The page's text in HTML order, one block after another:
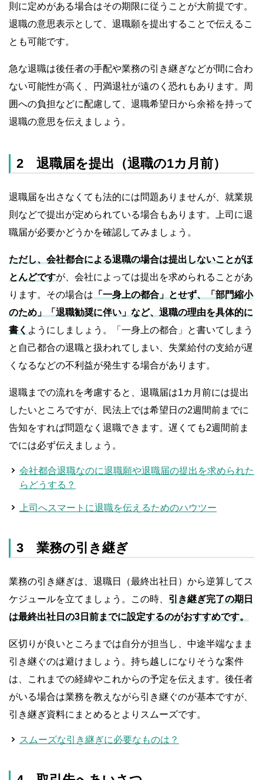
則に定めがある場合はその期限に従うことが大前提です。
退職の意思表示として、退職願を提出することで伝えるこ
とも可能です。
急な退職は後任者の手配や業務の引き継ぎなどが間に合わ
ない可能性が高く、円満退社が遠のく恐れもあります。周
囲への負担などに配慮して、退職希望日から余裕を持って
退職の意思を伝えましょう。
2 退職届を提出（退職の1カ月前）
退職届を出さなくても法的には問題ありませんが、就業規
則などで提出が定められている場合もあります。上司に退
職届が必要かどうかを確認してみましょう。
ただし、会社都合による退職の場合は提出しないことがほ
とんどですが、会社によっては提出を求められることがあ
ります。その場合は 「一身上の都合」とせず、「部門縮小
のため」「退職勧奨に伴い」など、退職の理由を具体的に
書く ようにしましょう。「一身上の都合」と書いてしまう
と自己都合の退職と扱われてしまい、失業給付の支給が遅
くなるなどの不利益が発生する場合があります。
退職までの流れを考慮すると、退職届は1カ月前には提出
したいところですが、民法上では希望日の2週間前までに
告知をすれば問題なく退職できます。遅くても2週間前ま
でには必ず伝えましょう。
会社都合退職なのに退職願や退職届の提出を求められた
らどうする？
上司へスマートに退職を伝えるためのハウツー
3 業務の引き継ぎ
業務の引き継ぎは、退職日（最終出社日）から逆算してス
ケジュールを立てましょう。この時、 引き継ぎ完了の期日
は最終出社日の3日前までに設定するのがおすすめです。
区切りが良いところまでは自分が担当し、中途半端なまま
引き継ぐのは避けましょう。持ち越しになりそうな案件
は、これまでの経緯やこれからの予定を伝えます。後任者
がいる場合は業務を教えながら引き継ぐのが基本ですが、
引き継ぎ資料にまとめるとよりスムーズです。
スムーズな引き継ぎに必要なものは？